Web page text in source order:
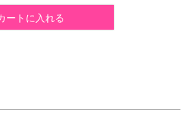
ートに入れる